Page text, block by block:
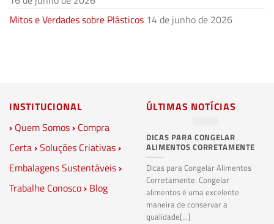
Mitos e Verdades sobre Plásticos 14 de junho de 2026
INSTITUCIONAL
› Quem Somos› Compra
Certa›Soluções Criativas›
Embalagens Sustentáveis›
Trabalhe Conosco› Blog
ÚLTIMAS NOTÍCIAS
DICAS PARA CONGELAR
ALIMENTOS CORRETAMENTE
Dicas para Congelar Alimentos
Corretamente. Congelar
alimentos é uma excelente
maneira de conservar a
qualidade[...]